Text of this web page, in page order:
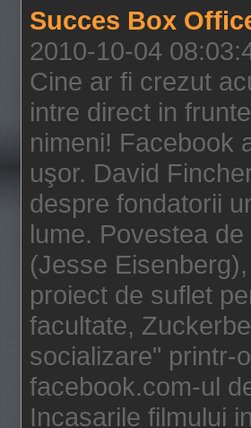
Succes Box
2010-10-04
Cine ar fi crezut
intre direct in
nimeni! Facebook
uşor. David
despre fondatorii
lume. Povestea
(Jesse
proiect de suflet
facultate,
socializare" printr-
facebook.com-ul
Incasarile filmului